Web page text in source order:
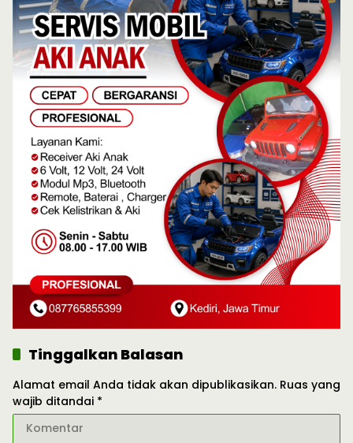
Tinggalkan Balasan
Alamat email Anda tidak akan dipublikasikan. Ruas yang
wajib ditandai *